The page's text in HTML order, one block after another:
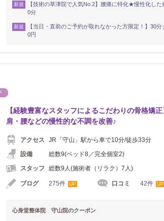
新規
【技術の草津院で人気No.2】腰痛に特化★慢性化し
0分
新規
【当日・直前のご予約が取れなかった方限定！】30
0円
ュ
【経験豊富なスタッフによるこだわりの骨格矯
肩・腰などの慢性的な不調を改善♪
アクセス
JR「守山」駅から車で10分/徒歩33分
設備
総数9(ベッド8／完全個室2)
スタッフ
総数9人(施術者（リラク）7人)
ブログ 275件 UP 口コミ 42件 UP
心身堂整体院 守山院のクーポン